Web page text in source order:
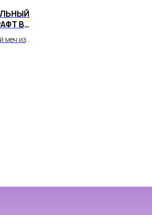
В
меч из